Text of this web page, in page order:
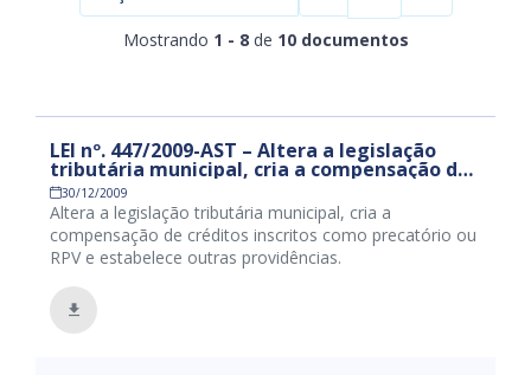
Mostrando 1 - 8 de 10 documentos
LEI nº. 447/2009-AST – Altera a legislação
tributária municipal, cria a compensação de
créditos inscritos como precatório ou RPV e
estabelece outras providências.
30/12/2009
Altera a legislação tributária municipal, cria a
compensação de créditos inscritos como precatório ou
RPV e estabelece outras providências.